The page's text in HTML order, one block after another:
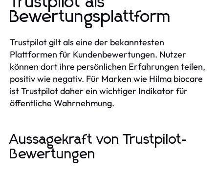
Bewertungsplattform
Trustpilot gilt als eine der bekanntesten
Plattformen für Kundenbewertungen. Nutzer
können dort ihre persönlichen Erfahrungen teilen,
positiv wie negativ. Für Marken wie Hilma biocare
ist Trustpilot daher ein wichtiger Indikator für
öffentliche Wahrnehmung.
Aussagekraft von Trustpilot-
Bewertungen